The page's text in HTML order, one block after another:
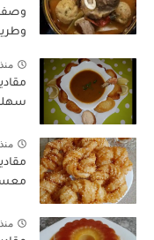
وصفة